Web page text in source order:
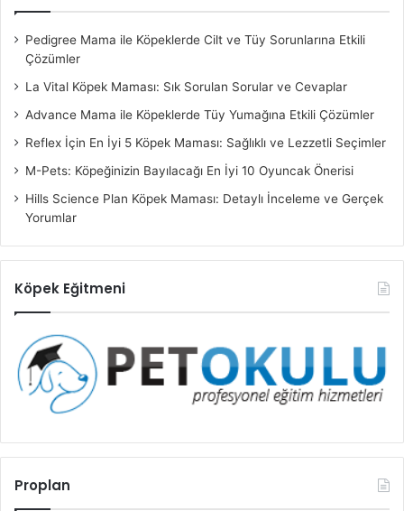
Pedigree Mama ile Köpeklerde Cilt ve Tüy Sorunlarına Etkili
Çözümler
La Vital Köpek Maması: Sık Sorulan Sorular ve Cevaplar
Advance Mama ile Köpeklerde Tüy Yumağına Etkili Çözümler
Reflex İçin En İyi 5 Köpek Maması: Sağlıklı ve Lezzetli Seçimler
M-Pets: Köpeğinizin Bayılacağı En İyi 10 Oyuncak Önerisi
Hills Science Plan Köpek Maması: Detaylı İnceleme ve Gerçek
Yorumlar
Köpek Eğitmeni
Proplan